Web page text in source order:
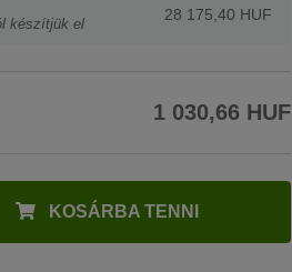
készítjük el
28 175,40 HUF
1 030,66 HUF
KOSÁRBA TENNI